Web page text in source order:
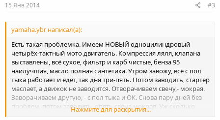
15 Янв 2014 #3
yamaha.ybr написал(а):
Есть такая проблемка. Имеем НОВЫЙ одноцилиндровый
четырёх-тактный мото двигатель. Компрессия ляля, клапана
выставлены, всё сухое, фильтр и карб чистые, бенза 95
наилучшая, масло полная синтетика. Утром завожу, всё с пол
тыка работает и едет, так дня три-пять. Потом заводить, стартер
маслает, а движок не заводится. Отворачиваем свечу,- мокрая.
Заворачиваем другую, - с пол тыка и ОК. Снова пару дней без
проблем, потом заводить, опять свеча мокрая. Уж сколько
свечей менял(10), результат тот же. Думал карб богатит, свеча
Нажмите для раскрытия...